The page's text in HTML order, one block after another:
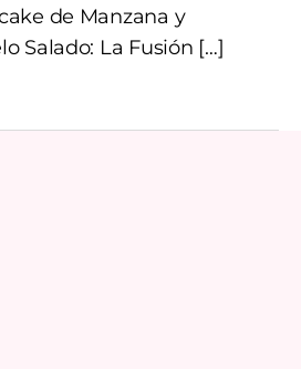
de Manzana y
Salado: La Fusión […]